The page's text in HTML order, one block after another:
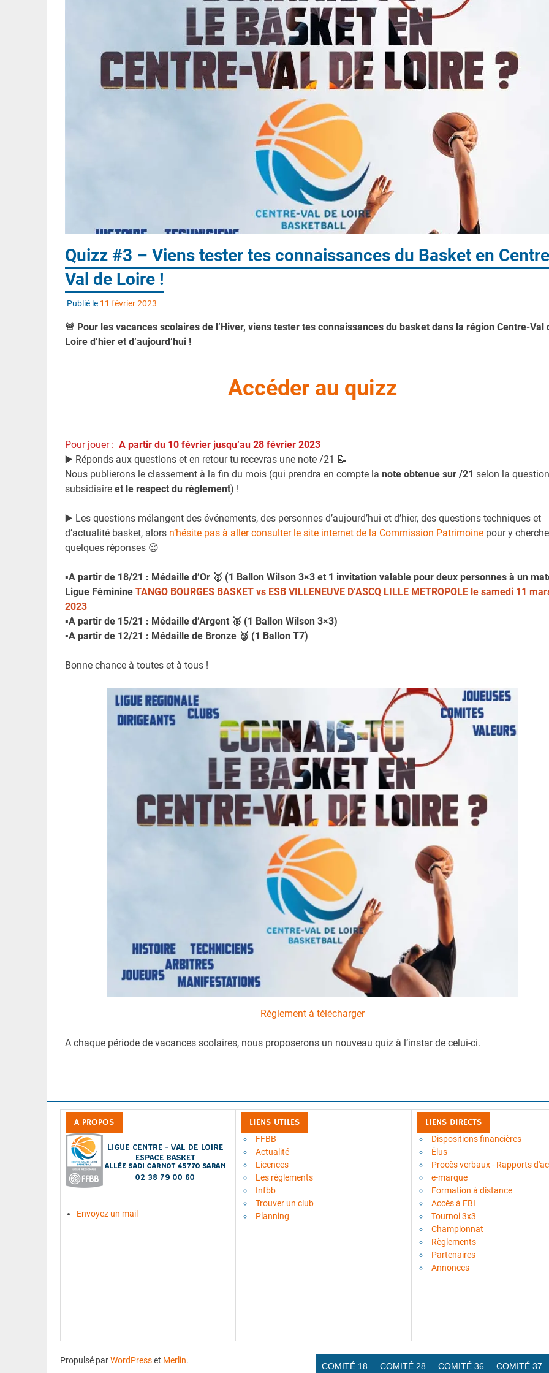
Quizz #3 – Viens tester tes connaissances du Basket en
Val de Loire !
Publié le 11 février 2023
🚨 Pour les vacances scolaires de l’Hiver, viens tester tes connaissances du basket dans la région Centre-Val
Loire d’hier et d’aujourd’hui !
Accéder au quizz
Pour jouer : A partir du 10 février jusqu’au 28 février 2023
▶️ Réponds aux questions et en retour tu recevras une note /21 📝
Nous publierons le classement à la fin du mois (qui prendra en compte la note obtenue sur /21 selon la question
subsidiaire et le respect du règlement) !
▶️ Les questions mélangent des événements, des personnes d’aujourd’hui et d’hier, des questions techniques et
d’actualité basket, alors n’hésite pas à aller consulter le site internet de la Commission Patrimoinepour y
quelques réponses 😉
▪️A partir de 18/21 : Médaille d’Or 🥇 (1 Ballon Wilson 3×3 et 1 invitation valable pour deux personnes à un
Ligue Féminine TANGO BOURGES BASKET vs ESB VILLENEUVE D’ASCQ LILLE METROPOLE le samedi 11
2023
▪️A partir de 15/21 : Médaille d’Argent 🥈 (1 Ballon Wilson 3×3)
▪️A partir de 12/21 : Médaille de Bronze 🥉 (1 Ballon T7)
Bonne chance à toutes et à tous !
Règlement à télécharger
A chaque période de vacances scolaires, nous proposerons un nouveau quiz à l’instar de celui-ci.
A PROPOS
Envoyez un mail
LIENS UTILES
FFBB
Actualité
Licences
Les règlements
Infbb
Trouver un club
Planning
LIENS DIRECTS
Dispositions financières
Élus
Procès verbaux - Rapports
e-marque
Formation à distance
Accès à FBI
Tournoi 3x3
Championnat
Règlements
Partenaires
Annonces
COMITÉ 18 COMITÉ 28 COMITÉ 36 COMITÉ 37
Propulsé parWordPresset Merlin.